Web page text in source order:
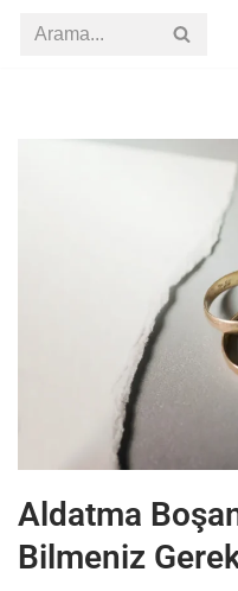
Aldatma
Bilmeniz